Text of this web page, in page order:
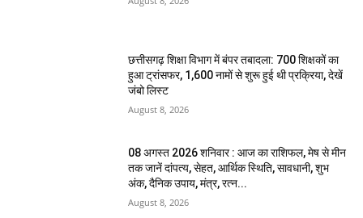
छत्तीसगढ़ शिक्षा विभाग में बंपर तबादला: 700 शिक्षकों का
हुआ ट्रांसफर, 1,600 नामों से शुरू हुई थी प्रक्रिया, देखें
जंबो लिस्ट
August 8, 2026
08 अगस्त 2026 शनिवार : आज का राशिफल, मेष से मीन
तक जानें दांपत्य, सेहत, आर्थिक स्थिति, सावधानी, शुभ
अंक, दैनिक उपाय, मंत्र, रत्न...
August 8, 2026